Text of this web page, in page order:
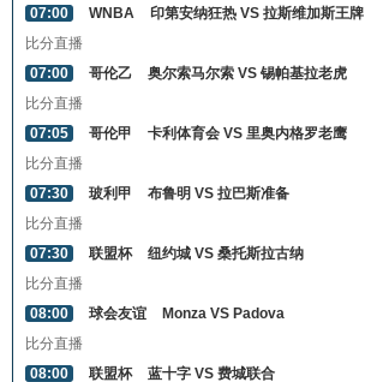
07:00
WNBA
印第安纳狂热 VS 拉斯维加斯王牌
比分直播
07:00
哥伦乙
奥尔索马尔索 VS 锡帕基拉老虎
比分直播
07:05
哥伦甲
卡利体育会 VS 里奥内格罗老鹰
比分直播
07:30
玻利甲
布鲁明 VS 拉巴斯准备
比分直播
07:30
联盟杯
纽约城 VS 桑托斯拉古纳
比分直播
08:00
球会友谊
Monza VS Padova
比分直播
08:00
联盟杯
蓝十字 VS 费城联合